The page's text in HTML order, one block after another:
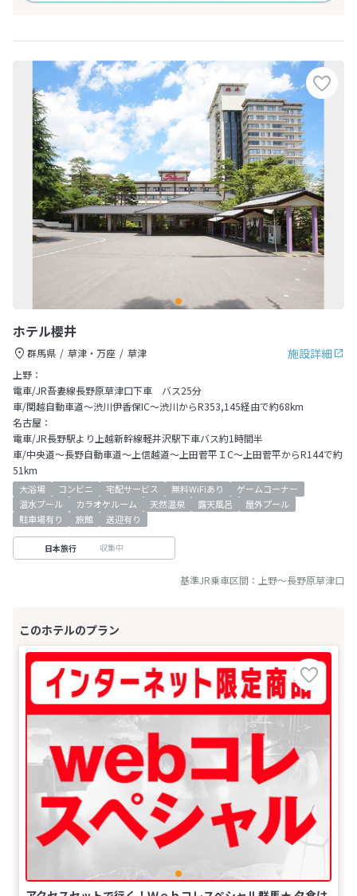
ホテル櫻井
施設詳細
群馬県 草津・万座
草津
上野：
電車/JR吾妻線長野原草津口下車 バス25分
車/関越自動車道～渋川伊香保IC～渋川からR353,145経由で約68km
名古屋：
電車/JR長野駅より上越新幹線軽井沢駅下車バス約1時間半
車/中央道～長野自動車道～上信越道～上田菅平ＩC～上田菅平からR144で約
51km
大浴場 コンビニ 宅配サービス 無料WiFiあり
ゲームコーナー
温水プール
カラオケルーム 天然温泉 露天風呂
屋外プール
駐車場有り
旅館 送迎有り
日本旅行 収集中
基準JR乗車区間： 上野～長野原草津口